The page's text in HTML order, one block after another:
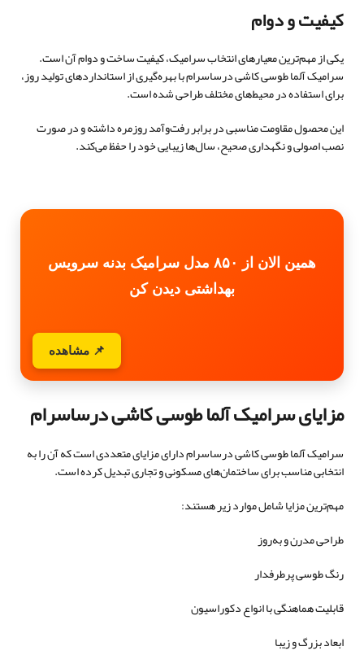
کیفیت و دوام
یکی از مهم‌ترین معیارهای انتخاب سرامیک، کیفیت ساخت و دوام آن است.
سرامیک آلما طوسی کاشی درساسرام با بهره‌گیری از استانداردهای تولید روز،
برای استفاده در محیط‌های مختلف طراحی شده است.
این محصول مقاومت مناسبی در برابر رفت‌وآمد روزمره داشته و در صورت
نصب اصولی و نگهداری صحیح، سال‌ها زیبایی خود را حفظ می‌کند.
همین الان از ۸۵۰ مدل سرامیک بدنه سرویس
بهداشتی دیدن کن
📌 مشاهده
مزایای سرامیک آلما طوسی کاشی درساسرام
سرامیک آلما طوسی کاشی درساسرام دارای مزایای متعددی است که آن را به
انتخابی مناسب برای ساختمان‌های مسکونی و تجاری تبدیل کرده است.
مهم‌ترین مزایا شامل موارد زیر هستند:
طراحی مدرن و به‌روز
رنگ طوسی پرطرفدار
قابلیت هماهنگی با انواع دکوراسیون
ابعاد بزرگ و زیبا